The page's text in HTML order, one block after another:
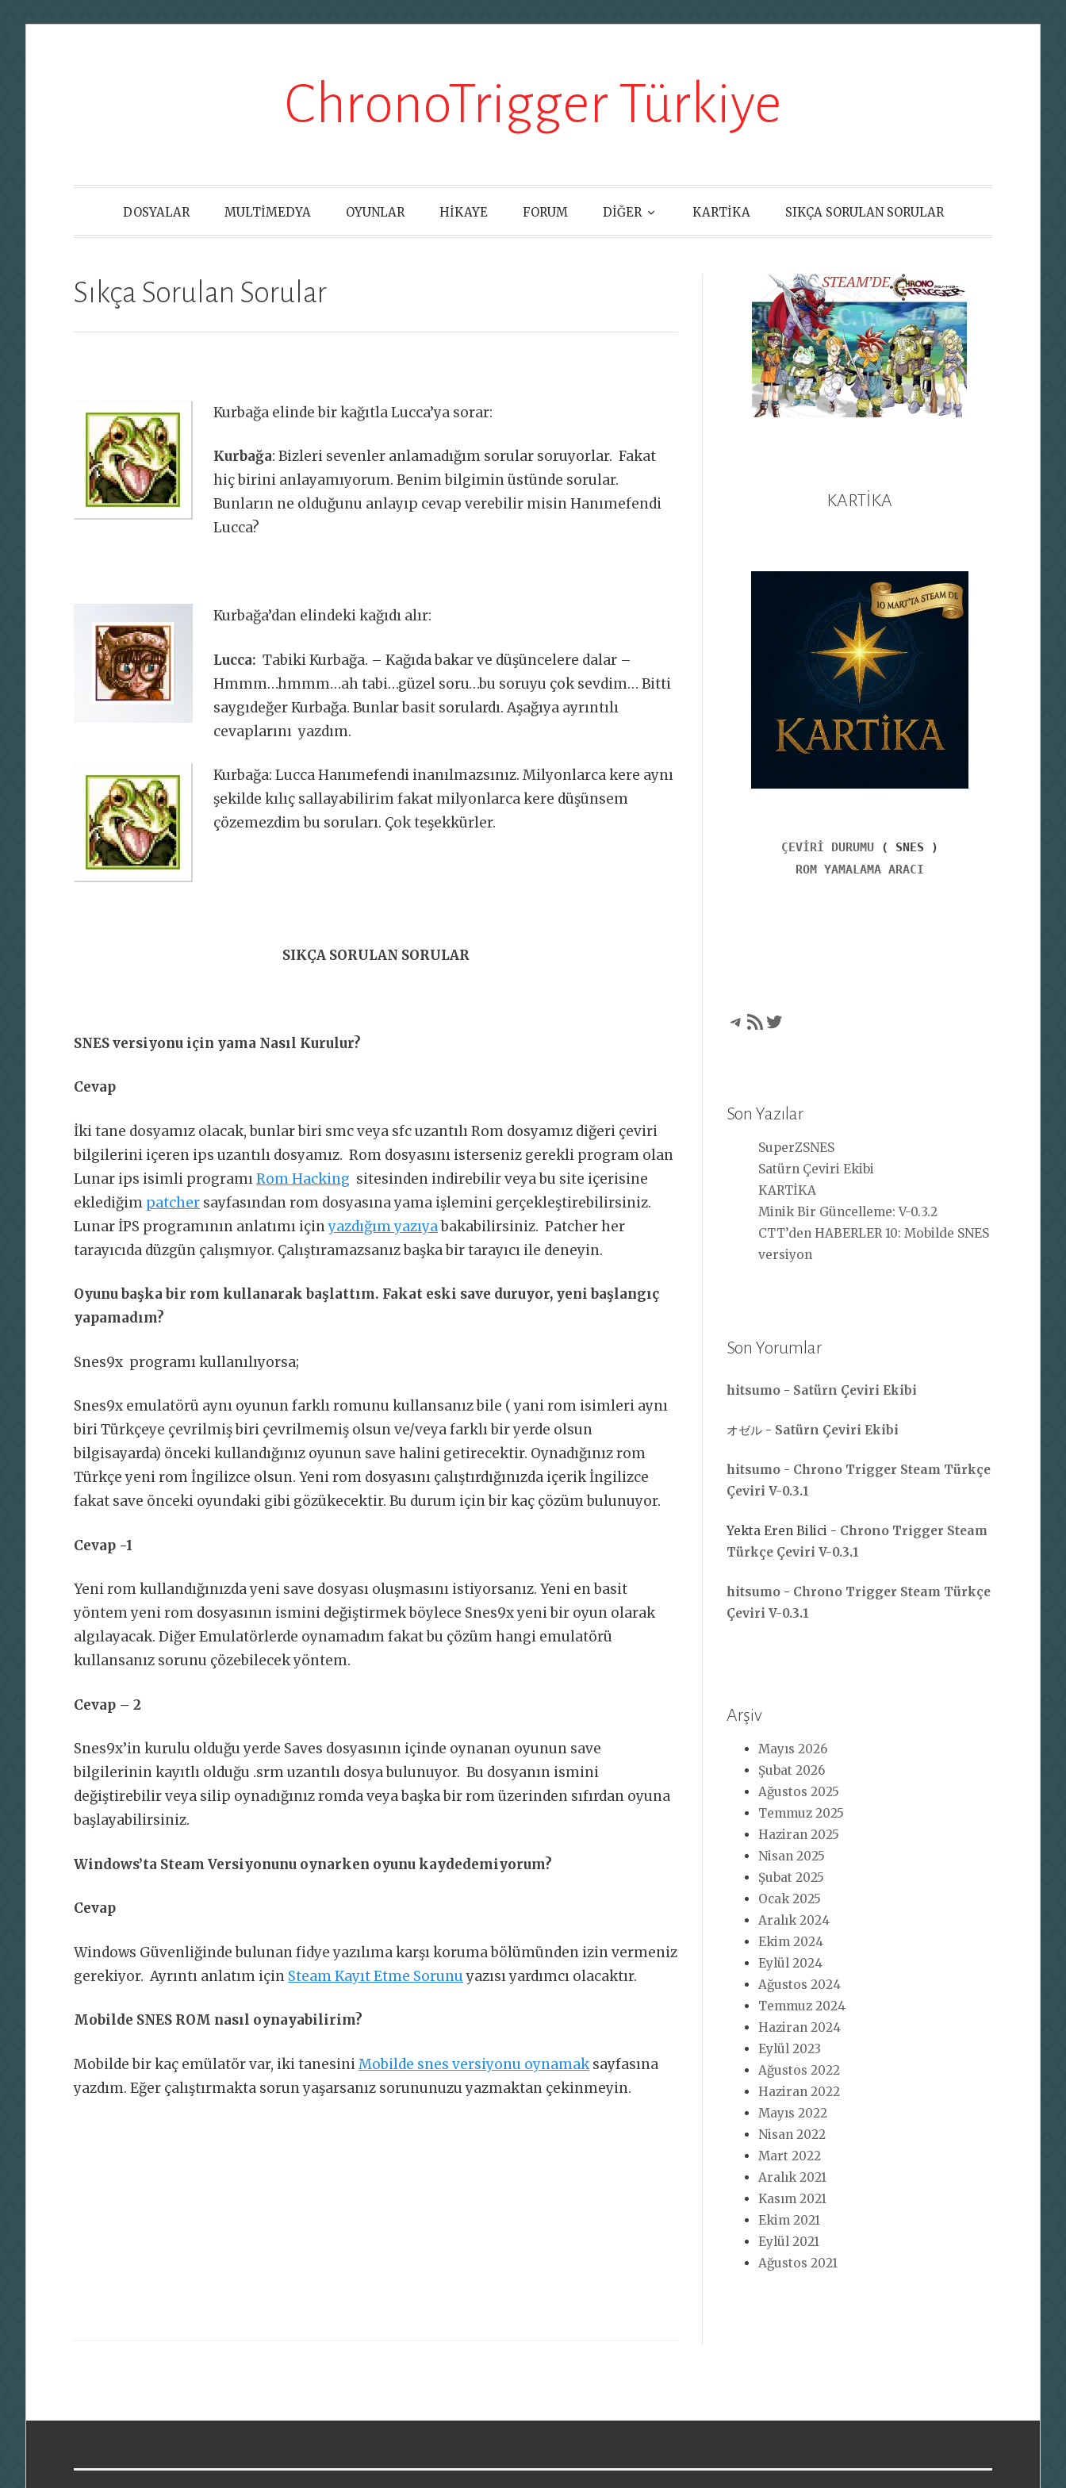
ChronoTrigger Türkiye
DOSYALAR MULTİMEDYA OYUNLAR HİKAYE FORUM DİĞER KARTİKA SIKÇA SORULAN SORULAR
Sıkça Sorulan Sorular
Kurbağa elinde bir kağıtla Lucca’ya sorar:
Kurbağa: Bizleri sevenler anlamadığım sorular soruyorlar. Fakat
hiç birini anlayamıyorum. Benim bilgimin üstünde sorular.
Bunların ne olduğunu anlayıp cevap verebilir misin Hanımefendi
Lucca?
Kurbağa’dan elindeki kağıdı alır:
Lucca: Tabiki Kurbağa. – Kağıda bakar ve düşüncelere dalar –
Hmmm…hmmm…ah tabi…güzel soru…bu soruyu çok sevdim… Bitti
saygıdeğer Kurbağa. Bunlar basit sorulardı. Aşağıya ayrıntılı
cevaplarını yazdım.
Kurbağa: Lucca Hanımefendi inanılmazsınız. Milyonlarca kere aynı
şekilde kılıç sallayabilirim fakat milyonlarca kere düşünsem
çözemezdim bu soruları. Çok teşekkürler.
SIKÇA SORULAN SORULAR
SNES versiyonu için yama Nasıl Kurulur?
Cevap
İki tane dosyamız olacak, bunlar biri smc veya sfc uzantılı Rom dosyamız diğeri çeviri
bilgilerini içeren ips uzantılı dosyamız. Rom dosyasını isterseniz gerekli program olan
Lunar ips isimli programıRom Hacking sitesinden indirebilir veya bu site içerisine
eklediğim patcher sayfasından rom dosyasına yama işlemini gerçekleştirebilirsiniz.
Lunar İPS programının anlatımı içinyazdığım yazıyabakabilirsiniz. Patcher her
tarayıcıda düzgün çalışmıyor. Çalıştıramazsanız başka bir tarayıcı ile deneyin.
Oyunu başka bir rom kullanarak başlattım. Fakat eski save duruyor, yeni başlangıç
yapamadım?
Snes9x programı kullanılıyorsa;
Snes9x emulatörü aynı oyunun farklı romunu kullansanız bile ( yani rom isimleri aynı
biri Türkçeye çevrilmiş biri çevrilmemiş olsun ve/veya farklı bir yerde olsun
bilgisayarda) önceki kullandığınız oyunun save halini getirecektir. Oynadığınız rom
Türkçe yeni rom İngilizce olsun. Yeni rom dosyasını çalıştırdığınızda içerik İngilizce
fakat save önceki oyundaki gibi gözükecektir. Bu durum için bir kaç çözüm bulunuyor.
Cevap -1
Yeni rom kullandığınızda yeni save dosyası oluşmasını istiyorsanız. Yeni en basit
yöntem yeni rom dosyasının ismini değiştirmek böylece Snes9x yeni bir oyun olarak
algılayacak. Diğer Emulatörlerde oynamadım fakat bu çözüm hangi emulatörü
kullansanız sorunu çözebilecek yöntem.
Cevap – 2
Snes9x’in kurulu olduğu yerde Saves dosyasının içinde oynanan oyunun save
bilgilerinin kayıtlı olduğu .srm uzantılı dosya bulunuyor. Bu dosyanın ismini
değiştirebilir veya silip oynadığınız romda veya başka bir rom üzerinden sıfırdan oyuna
başlayabilirsiniz.
Windows’ta Steam Versiyonunu oynarken oyunu kaydedemiyorum?
Cevap
Windows Güvenliğinde bulunan fidye yazılıma karşı koruma bölümünden izin vermeniz
gerekiyor. Ayrıntı anlatım için Steam Kayıt Etme Sorunuyazısı yardımcı olacaktır.
Mobilde SNES ROM nasıl oynayabilirim?
Mobilde bir kaç emülatör var, iki tanesiniMobilde snes versiyonu oynamaksayfasına
yazdım. Eğer çalıştırmakta sorun yaşarsanız sorununuzu yazmaktan çekinmeyin.
KARTİKA
ÇEVİRİ DURUMU( SNES )
ROM YAMALAMA ARACI
Telegram
RSS akışıTwitter
Son Yazılar
SuperZSNES
Satürn Çeviri Ekibi
KARTİKA
Minik Bir Güncelleme: V-0.3.2
CTT’den HABERLER 10: Mobilde SNES
versiyon
Son Yorumlar
hitsumo - Satürn Çeviri Ekibi
オゼル - Satürn Çeviri Ekibi
hitsumo - Chrono Trigger Steam Türkçe
Çeviri V-0.3.1
Yekta Eren Bilici - Chrono Trigger Steam
Türkçe Çeviri V-0.3.1
hitsumo - Chrono Trigger Steam Türkçe
Çeviri V-0.3.1
Arşiv
Mayıs 2026
Şubat 2026
Ağustos 2025
Temmuz 2025
Haziran 2025
Nisan 2025
Şubat 2025
Ocak 2025
Aralık 2024
Ekim 2024
Eylül 2024
Ağustos 2024
Temmuz 2024
Haziran 2024
Eylül 2023
Ağustos 2022
Haziran 2022
Mayıs 2022
Nisan 2022
Mart 2022
Aralık 2021
Kasım 2021
Ekim 2021
Eylül 2021
Ağustos 2021